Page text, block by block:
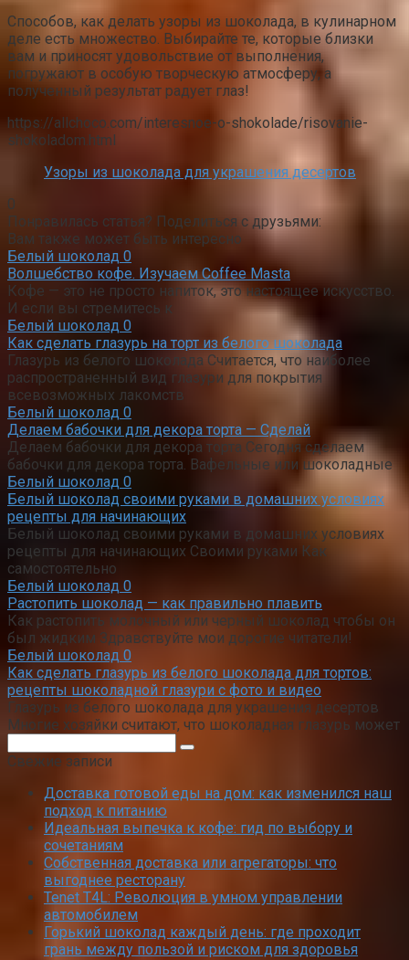
Способов, как делать узоры из шоколада, в кулинарном
деле есть множество. Выбирайте те, которые близки
вам и приносят удовольствие от выполнения,
погружают в особую творческую атмосферу, а
полученный результат радует глаз!
https://allchoco.com/interesnoe-o-shokolade/risovanie-
shokoladom.html
Узоры из шоколада для украшения десертов
0
Понравилась статья? Поделиться с друзьями:
Вам также может быть интересно
Белый шоколад 0
Волшебство кофе. Изучаем Coffee Masta
Кофе — это не просто напиток, это настоящее искусство.
И если вы стремитесь к
Белый шоколад 0
Как сделать глазурь на торт из белого шоколада
Глазурь из белого шоколада Считается, что наиболее
распространенный вид глазури для покрытия
всевозможных лакомств
Белый шоколад 0
Делаем бабочки для декора торта — Сделай
Делаем бабочки для декора торта Сегодня сделаем
бабочки для декора торта. Вафельные или шоколадные
Белый шоколад 0
Белый шоколад своими руками в домашних условиях
рецепты для начинающих
Белый шоколад своими руками в домашних условиях
рецепты для начинающих Своими руками Как
самостоятельно
Белый шоколад 0
Растопить шоколад — как правильно плавить
Как растопить молочный или черный шоколад чтобы он
был жидким Здравствуйте мои дорогие читатели!
Белый шоколад 0
Как сделать глазурь из белого шоколада для тортов:
рецепты шоколадной глазури с фото и видео
Глазурь из белого шоколада для украшения десертов
Многие хозяйки считают, что шоколадная глазурь может
Свежие записи
Доставка готовой еды на дом: как изменился наш
подход к питанию
Идеальная выпечка к кофе: гид по выбору и
сочетаниям
Собственная доставка или агрегаторы: что
выгоднее ресторану
Tenet T4L: Революция в умном управлении
автомобилем
Горький шоколад каждый день: где проходит
грань между пользой и риском для здоровья